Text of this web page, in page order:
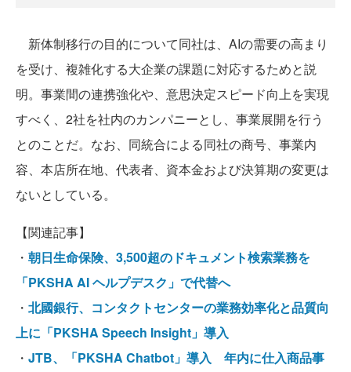
新体制移行の目的について同社は、AIの需要の高まり
を受け、複雑化する大企業の課題に対応するためと説
明。事業間の連携強化や、意思決定スピード向上を実現
すべく、2社を社内のカンパニーとし、事業展開を行う
とのことだ。なお、同統合による同社の商号、事業内
容、本店所在地、代表者、資本金および決算期の変更は
ないとしている。
【関連記事】
・ 朝日生命保険、3,500超のドキュメント検索業務を
「PKSHA AI ヘルプデスク」で代替へ
・ 北國銀行、コンタクトセンターの業務効率化と品質向
上に「PKSHA Speech Insight」導入
・ JTB、「PKSHA Chatbot」導入 年内に仕入商品事